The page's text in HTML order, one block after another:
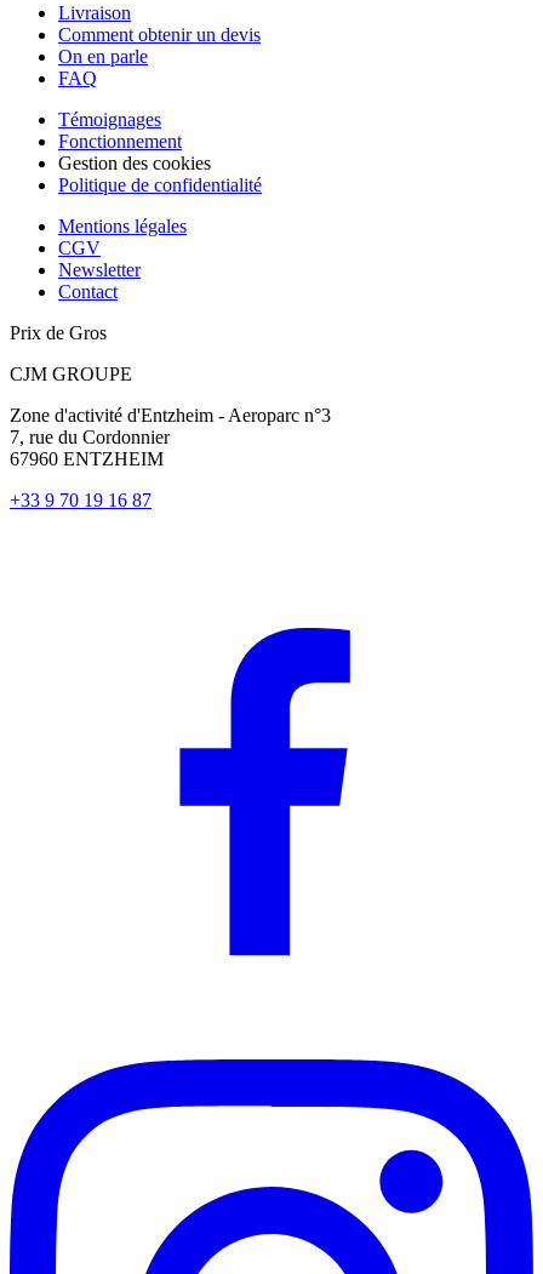
Livraison
Comment obtenir un devis
On en parle
FAQ
Témoignages
Fonctionnement
Gestion des cookies
Politique de confidentialité
Mentions légales
CGV
Newsletter
Contact
Prix de Gros
CJM GROUPE
Zone d'activité d'Entzheim - Aeroparc n°3
7, rue du Cordonnier
67960 ENTZHEIM
+33 9 70 19 16 87